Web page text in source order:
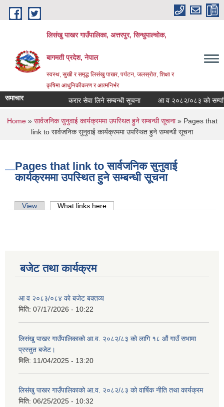
Skip to main content
लिसंखु पाखर गाउँपालिका, अत्तरपुर, सिन्धुपाल्चोक,
बागमती प्रदेश, नेपाल
स्वस्थ, सुखी र समृद्ध लिसंखु पाखर, पर्यटन, जलस्रोत, शिक्षा र
कृषिमा आधुनिकीकरण र आत्मनिर्भर
समाचार करार सेवा लिने सम्बन्धी सूचना आ व २०८२/०८३ काे सम्पत्ति
You are here
Home» सार्वजनिक सुनुवाई कार्यक्रममा उपस्थित हुने सम्बन्धी सूचना» Pages that
link to सार्वजनिक सुनुवाई कार्यक्रममा उपस्थित हुने सम्बन्धी सूचना
Pages that link to सार्वजनिक सुनुवाई
कार्यक्रममा उपस्थित हुने सम्बन्धी सूचना
Primary tabs
View What links here
बजेट तथा कार्यक्रम
आ व २०८३/०८४ काे बजेट बक्तव्य
मिति: 07/17/2026 - 10:22
लिसंखु पाखर गाउँपालिकाको आ.व. २०८२/८३ को लागि १८ औं गाउँ सभामा
प्रस्तुत बजेट।
मिति: 11/04/2025 - 13:20
लिसंखु पाखर गाउँपालिकाको आ.व. २०८२/८३ को वार्षिक नीति तथा कार्यक्रम
मिति: 06/25/2025 - 10:32